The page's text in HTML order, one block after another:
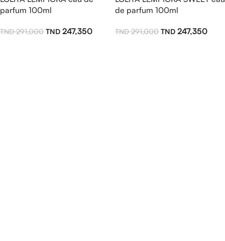
parfum 100ml
291,000 247,350
de parfum 100ml
291,000 247,350